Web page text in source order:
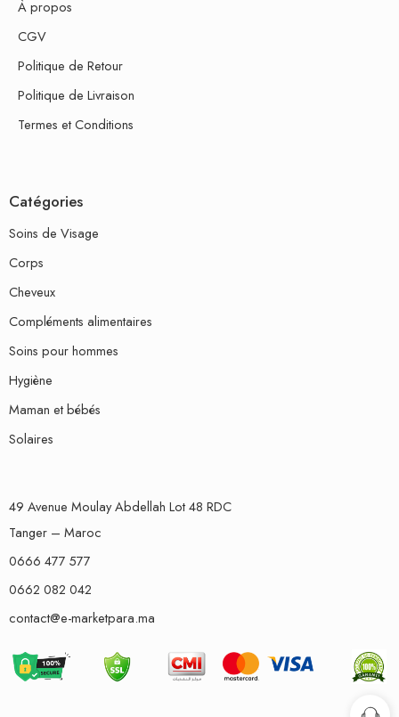
À propos
CGV
Politique de Retour
Politique de Livraison
Termes et Conditions
Catégories
Soins de Visage
Corps
Cheveux
Compléments alimentaires
Soins pour hommes
Hygiène
Maman et bébés
Solaires
49 Avenue Moulay Abdellah Lot 48 RDC
Tanger – Maroc
0666 477 577
0662 082 042
contact@e-marketpara.ma